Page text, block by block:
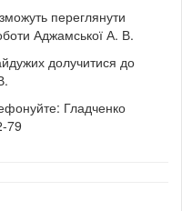
переглянути
Аджамської А. В.
долучитися до
Гладченко
79